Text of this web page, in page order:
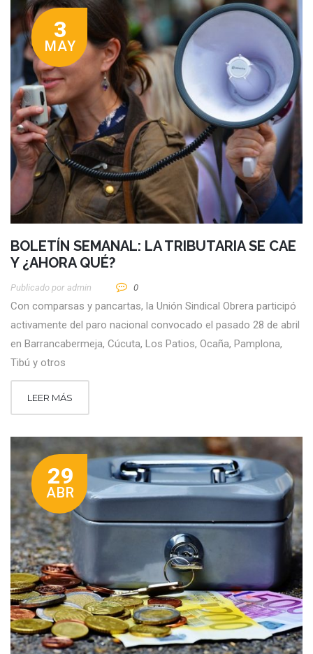
3
MAY
BOLETÍN SEMANAL: LA TRIBUTARIA SE CAE
Y ¿AHORA QUÉ?
Publicado por Admin 0
Con comparsas y pancartas, la Unión Sindical Obrera participó
activamente del paro nacional convocado el pasado 28 de abril
en Barrancabermeja, Cúcuta, Los Patios, Ocaña, Pamplona,
Tibú y otros
LEER MÁS
29
ABR